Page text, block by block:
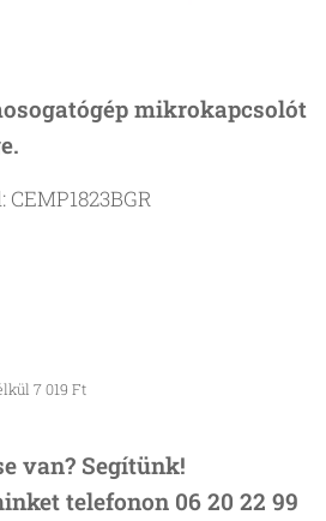
mikrokapcsolót
7 019 Ft
van? Segítünk!
telefonon 06 20 22 99